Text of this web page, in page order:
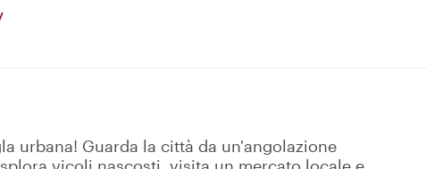
urbana! Guarda la città da un'angolazione